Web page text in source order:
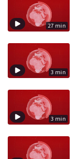
27 min
3 min
3 min